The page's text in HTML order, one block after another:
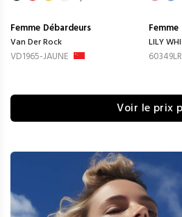
Femme Débardeurs
Van Der Rock
VD1965-JAUNE
Femme
LILY
Voir le prix